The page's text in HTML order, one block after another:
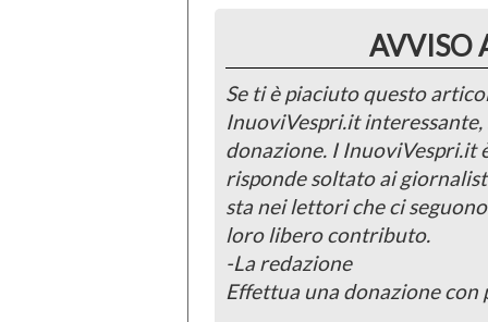
AVVISO
Se ti è piaciuto questo
InuoviVespri.it
donazione. I InuoviVespri.it
risponde soltato ai
sta nei lettori che ci
loro libero contributo.
-La redazione
Effettua una donazione con